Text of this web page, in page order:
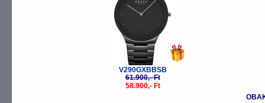
V290GXBBSB
61.900,- Ft
58.900,- Ft